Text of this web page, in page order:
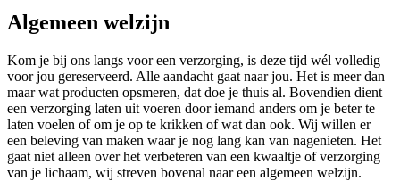
Algemeen welzijn
Kom je bij ons langs voor een verzorging, is deze tijd wél volledig
voor jou gereserveerd. Alle aandacht gaat naar jou. Het is meer dan
maar wat producten opsmeren, dat doe je thuis al. Bovendien dient
een verzorging laten uit voeren door iemand anders om je beter te
laten voelen of om je op te krikken of wat dan ook. Wij willen er
een beleving van maken waar je nog lang kan van nagenieten. Het
gaat niet alleen over het verbeteren van een kwaaltje of verzorging
van je lichaam, wij streven bovenal naar een algemeen welzijn.